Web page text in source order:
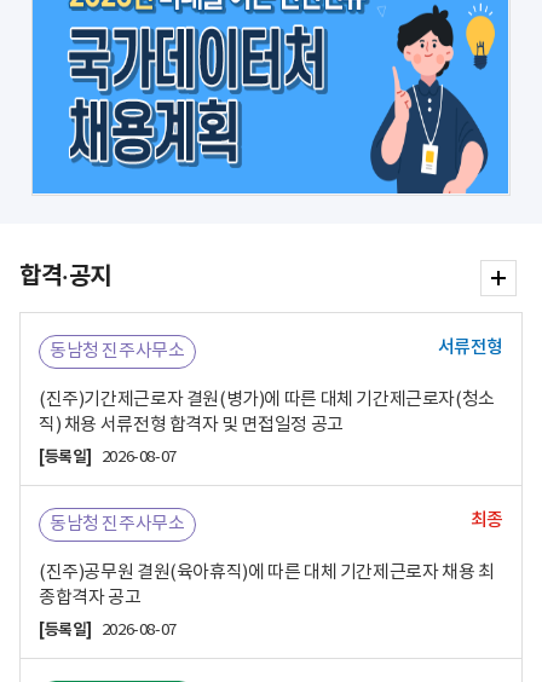
합격·공지
동남청 진주사무소 서류전형
(진주)기간제근로자 결원(병가)에 따른 대체 기간제근로자(청소
직) 채용 서류전형 합격자 및 면접일정 공고
[등록일] 2026-08-07
동남청 진주사무소 최종
(진주)공무원 결원(육아휴직)에 따른 대체 기간제근로자 채용 최
종합격자 공고
[등록일] 2026-08-07